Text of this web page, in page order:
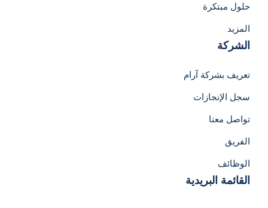
حلول مبتكرة
المزيد
الشركة
تعريف بشركة آرام
سجل الإنجازات
تواصل معنا
الفريق
الوظائف
القائمة البريدية